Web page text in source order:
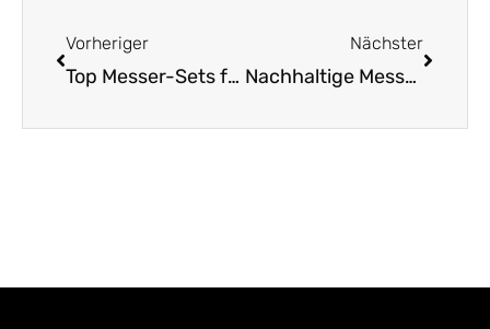
Vorheriger
Top Messer-Sets für Anfänger und Profis entdecken
Nächster
Nachhaltige Messer aus Solingen: Tradition trifft Zukunft